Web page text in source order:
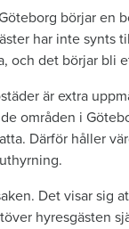
börjar en
har inte synts
och det börjar bli
är extra
områden i
Därför håller
Det visar sig
hyresgästen